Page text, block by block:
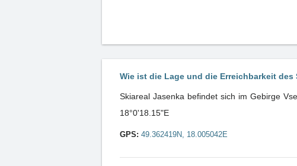
Wie ist die Lage und die Erreichbarkeit des
Skiareal Jasenka befindet sich im Gebirge
18°0'18.15"E
GPS: 49.362419N, 18.005042E